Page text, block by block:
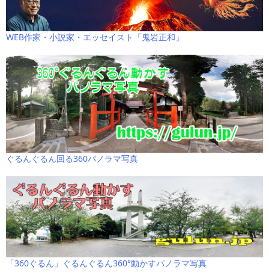
WEB作家・小説家・エッセイスト「鬼岩正和」
ぐるんぐるん回る360パノラマ写真
「360ぐるん」ぐるんぐるん360°動かすパノラマ写真